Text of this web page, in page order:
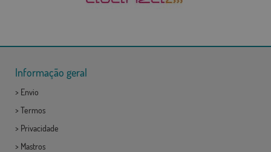
Informação geral
> Envio
> Termos
> Privacidade
> Mastros